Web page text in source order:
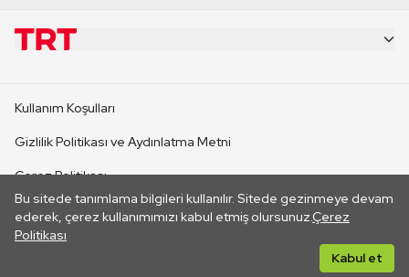
Bu sitede tanımlama bilgileri kullanılır. Sitede gezinmeye devam
ederek, çerez kullanımımızı kabul etmiş olursunuz.Çerez
Politikası
Kabul et
CANLI YAYINLAR
Kullanım Koşulları
Gizlilik Politikası ve Aydınlatma Metni
Çerez Politikası
İletişim
Her hakkı saklıdır. ©2026 TRT. Bağlantı yoluyla gidilen dış